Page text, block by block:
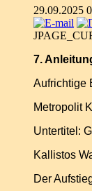
29.09.2025
7.
Aufrichtige
Metropolit
Untertitel:
Kallistos
Der